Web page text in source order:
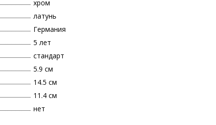
хром
латунь
Германия
5 лет
стандарт
5.9 см
14.5 см
11.4 см
нет